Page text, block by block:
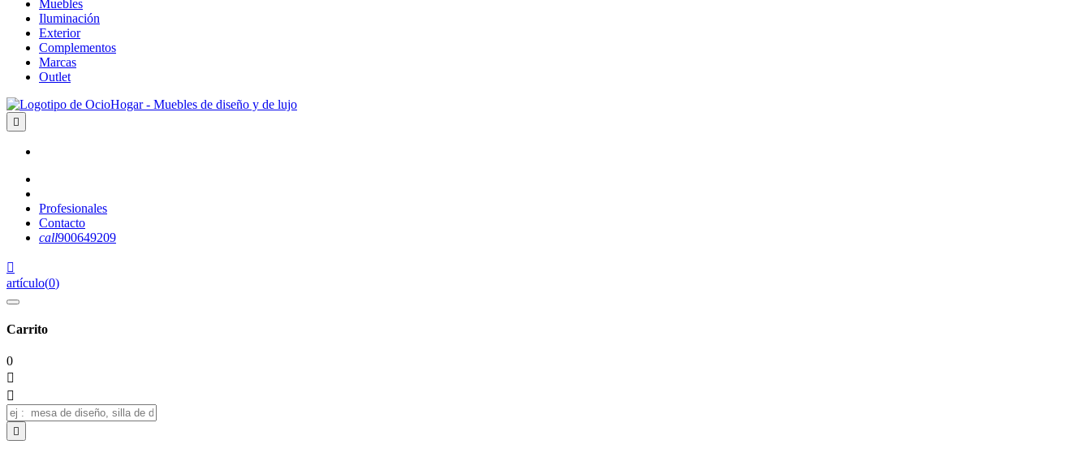
Muebles
Iluminación
Exterior
Complementos
Marcas
Outlet

Profesionales
Contacto
call900649209

artículo(0)
Carrito
0


